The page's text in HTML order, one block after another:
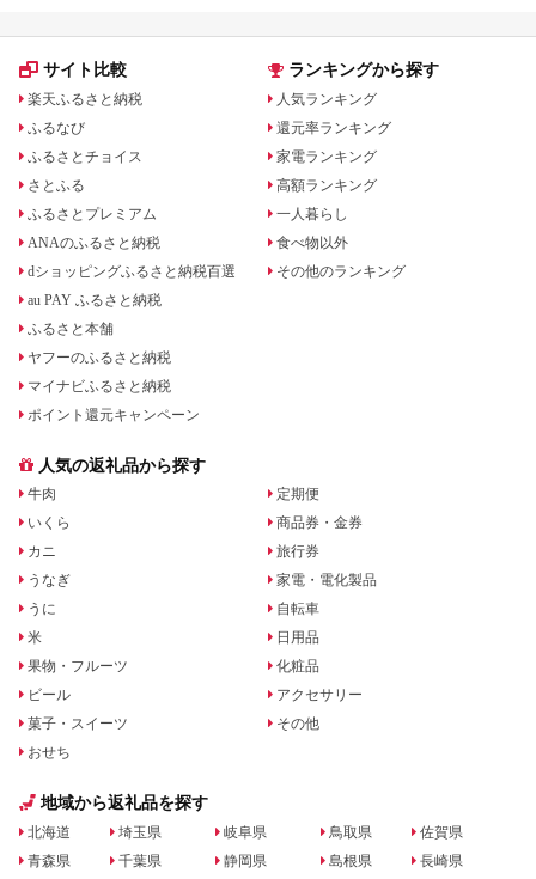
サイト比較
楽天ふるさと納税
ふるなび
ふるさとチョイス
さとふる
ふるさとプレミアム
ANAのふるさと納税
dショッピングふるさと納税百選
au PAY ふるさと納税
ふるさと本舗
ヤフーのふるさと納税
マイナビふるさと納税
ポイント還元キャンペーン
ランキングから探す
人気ランキング
還元率ランキング
家電ランキング
高額ランキング
一人暮らし
食べ物以外
その他のランキング
人気の返礼品から探す
牛肉
いくら
カニ
うなぎ
うに
米
果物・フルーツ
ビール
菓子・スイーツ
おせち
定期便
商品券・金券
旅行券
家電・電化製品
自転車
日用品
化粧品
アクセサリー
その他
地域から返礼品を探す
北海道
青森県
埼玉県
千葉県
岐阜県
静岡県
鳥取県
島根県
佐賀県
長崎県